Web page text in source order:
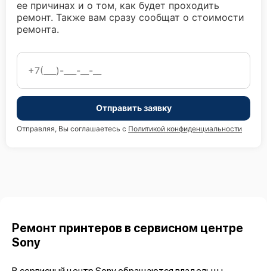
ее причинах и о том, как будет проходить
ремонт. Также вам сразу сообщат о стоимости
ремонта.
Отправить заявку
Отправляя, Вы соглашаетесь с Политикой конфиденциальности
Ремонт принтеров в сервисном центре
Sony